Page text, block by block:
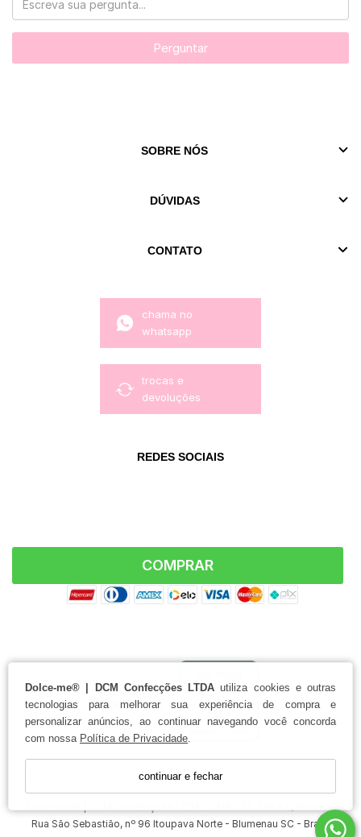
Dolce-me® | DCM Confecções LTDA utiliza cookies e outras
tecnologias para melhorar sua experiência de compra e
personalizar anúncios, ao continuar navegando você concorda
com nossa Política de Privacidade
continuar e fechar
COMPRAR
Perguntar
SOBRE NÓS
DÚVIDAS
CONTATO
chama no
whatsapp
trocas e
devoluções
REDES SOCIAIS
FORMAS DE PAGAMENTO
Dolce-me® | DCM Confecções LTDA - CNPJ: 30.748.411/0001-20
Rua São Sebastião, nº 96 Itoupava Norte - Blumenau SC - Brasil